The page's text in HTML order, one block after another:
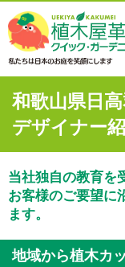
和歌山県日
デザイナー
当社独自の教育を
お客様のご要望に
ます。
地域から植木カ